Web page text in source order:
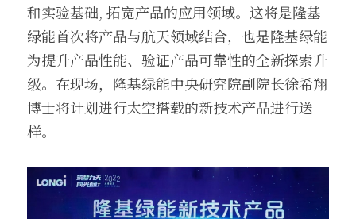
和实验基础, 拓宽产品的应用领域。这将是隆基
绿能首次将产品与航天领域结合，也是隆基绿能
为提升产品性能、验证产品可靠性的全新探索升
级。在现场，隆基绿能中央研究院副院长徐希翔
博士将计划进行太空搭载的新技术产品进行送
样。